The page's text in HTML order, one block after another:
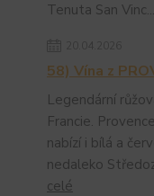
Tenuta San Vinc...
58) Vína z
Legendární
Francie.
nabízí i bílá a
nedaleko
celé